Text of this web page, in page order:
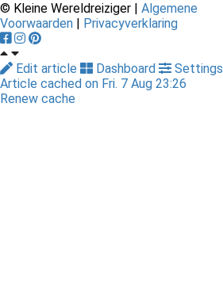
© Kleine Wereldreiziger | Algemene
Voorwaarden | Privacyverklaring
Edit article Dashboard Settings
Article cached on Fri. 7 Aug 23:26
Renew cache